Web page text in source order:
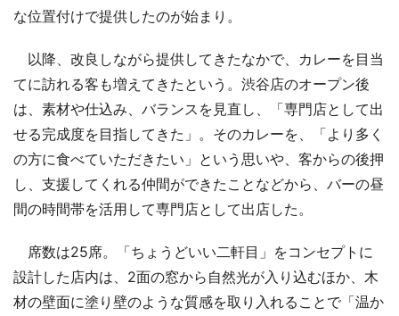
な位置付けで提供したのが始まり。
以降、改良しながら提供してきたなかで、カレーを目当
てに訪れる客も増えてきたという。渋谷店のオープン後
は、素材や仕込み、バランスを見直し、「専門店として出
せる完成度を目指してきた」。そのカレーを、「より多く
の方に食べていただきたい」という思いや、客からの後押
し、支援してくれる仲間ができたことなどから、バーの昼
間の時間帯を活用して専門店として出店した。
席数は25席。「ちょうどいい二軒目」をコンセプトに
設計した店内は、2面の窓から自然光が入り込むほか、木
材の壁面に塗り壁のような質感を取り入れることで「温か